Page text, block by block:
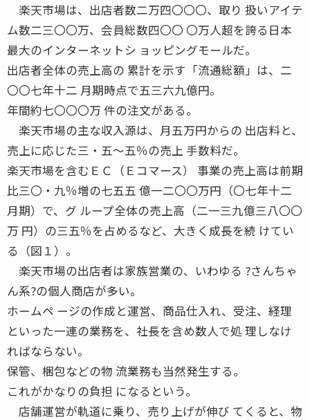
楽天市場は、出店者数二万四〇〇〇、取り 扱いアイテ
ム数二三〇〇万、会員総数四〇〇 〇万人超を誇る日本
最大のインターネットシ ョッピングモールだ。
出店者全体の売上高の 累計を示す「流通総額」は、二
〇〇七年十二 月期時点で五三六九億円。
年間約七〇〇〇万 件の注文がある。
楽天市場の主な収入源は、月五万円からの 出店料と、
売上に応じた三・五〜五％の売上 手数料だ。
楽天市場を含むＥＣ（Ｅコマース） 事業の売上高は前期
比三〇・九％増の七五五 億一二〇〇万円（〇七年十二
月期）で、グ ループ全体の売上高（二一三九億三八〇〇
万 円）の三五％を占めるなど、大きく成長を続 けてい
る（図１）。
楽天市場の出店者は家族営業の、いわゆる ?さんちゃ
ん系?の個人商店が多い。
ホームペ ージの作成と運営、商品仕入れ、受注、経理
といった一連の業務を、社長を含め数人で処 理しなけ
ればならない。
保管、梱包などの物 流業務も当然発生する。
これがかなりの負担 になるという。
店舗運営が軌道に乗り、売り上げが伸び てくると、物